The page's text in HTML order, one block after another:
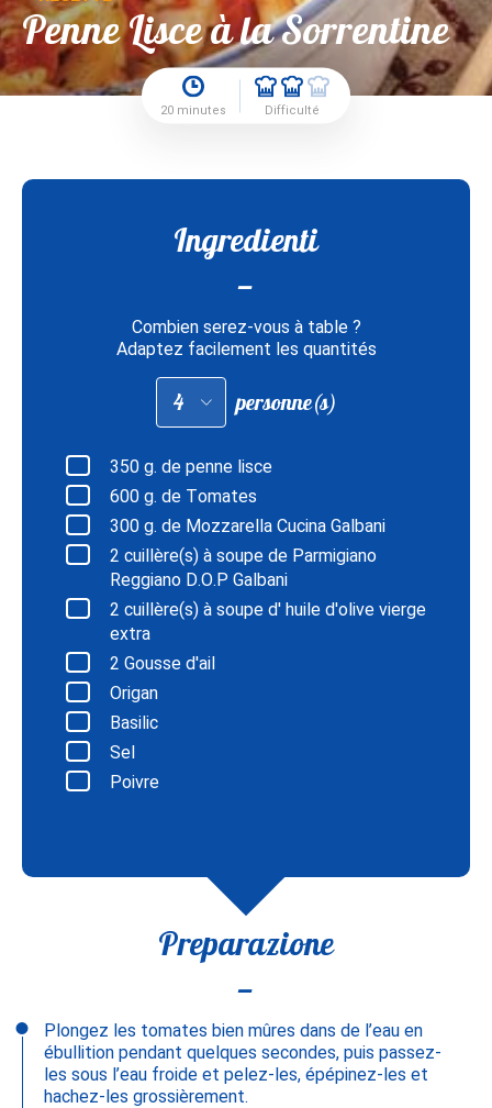
Penne Lisce à la Sorrentine
20 minutes Difficulté
Ingredienti
Combien serez-vous à table ?
Adaptez facilement les quantités
Adapter
les
quantités
pour
personne(s)
350 g. de penne lisce
600 g. de Tomates
300 g. de Mozzarella Cucina Galbani
2 cuillère(s) à soupe de Parmigiano
Reggiano D.O.P Galbani
2 cuillère(s) à soupe d' huile d'olive vierge
extra
2 Gousse d'ail
Origan
Basilic
Sel
Poivre
Preparazione
Plongez les tomates bien mûres dans de l’eau en
ébullition pendant quelques secondes, puis passez-
les sous l’eau froide et pelez-les, épépinez-les et
hachez-les grossièrement.